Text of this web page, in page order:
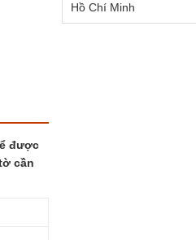
được
cần
Hồ Chí Minh